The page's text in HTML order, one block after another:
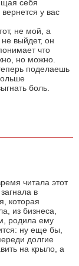
себя
у вас
не мой, а
выйдет, он
что
но можно.
поделаешь
боль.
читала этот
в
которая
из бизнеса,
родила ему
ну еще бы,
долгие
на крыло, а